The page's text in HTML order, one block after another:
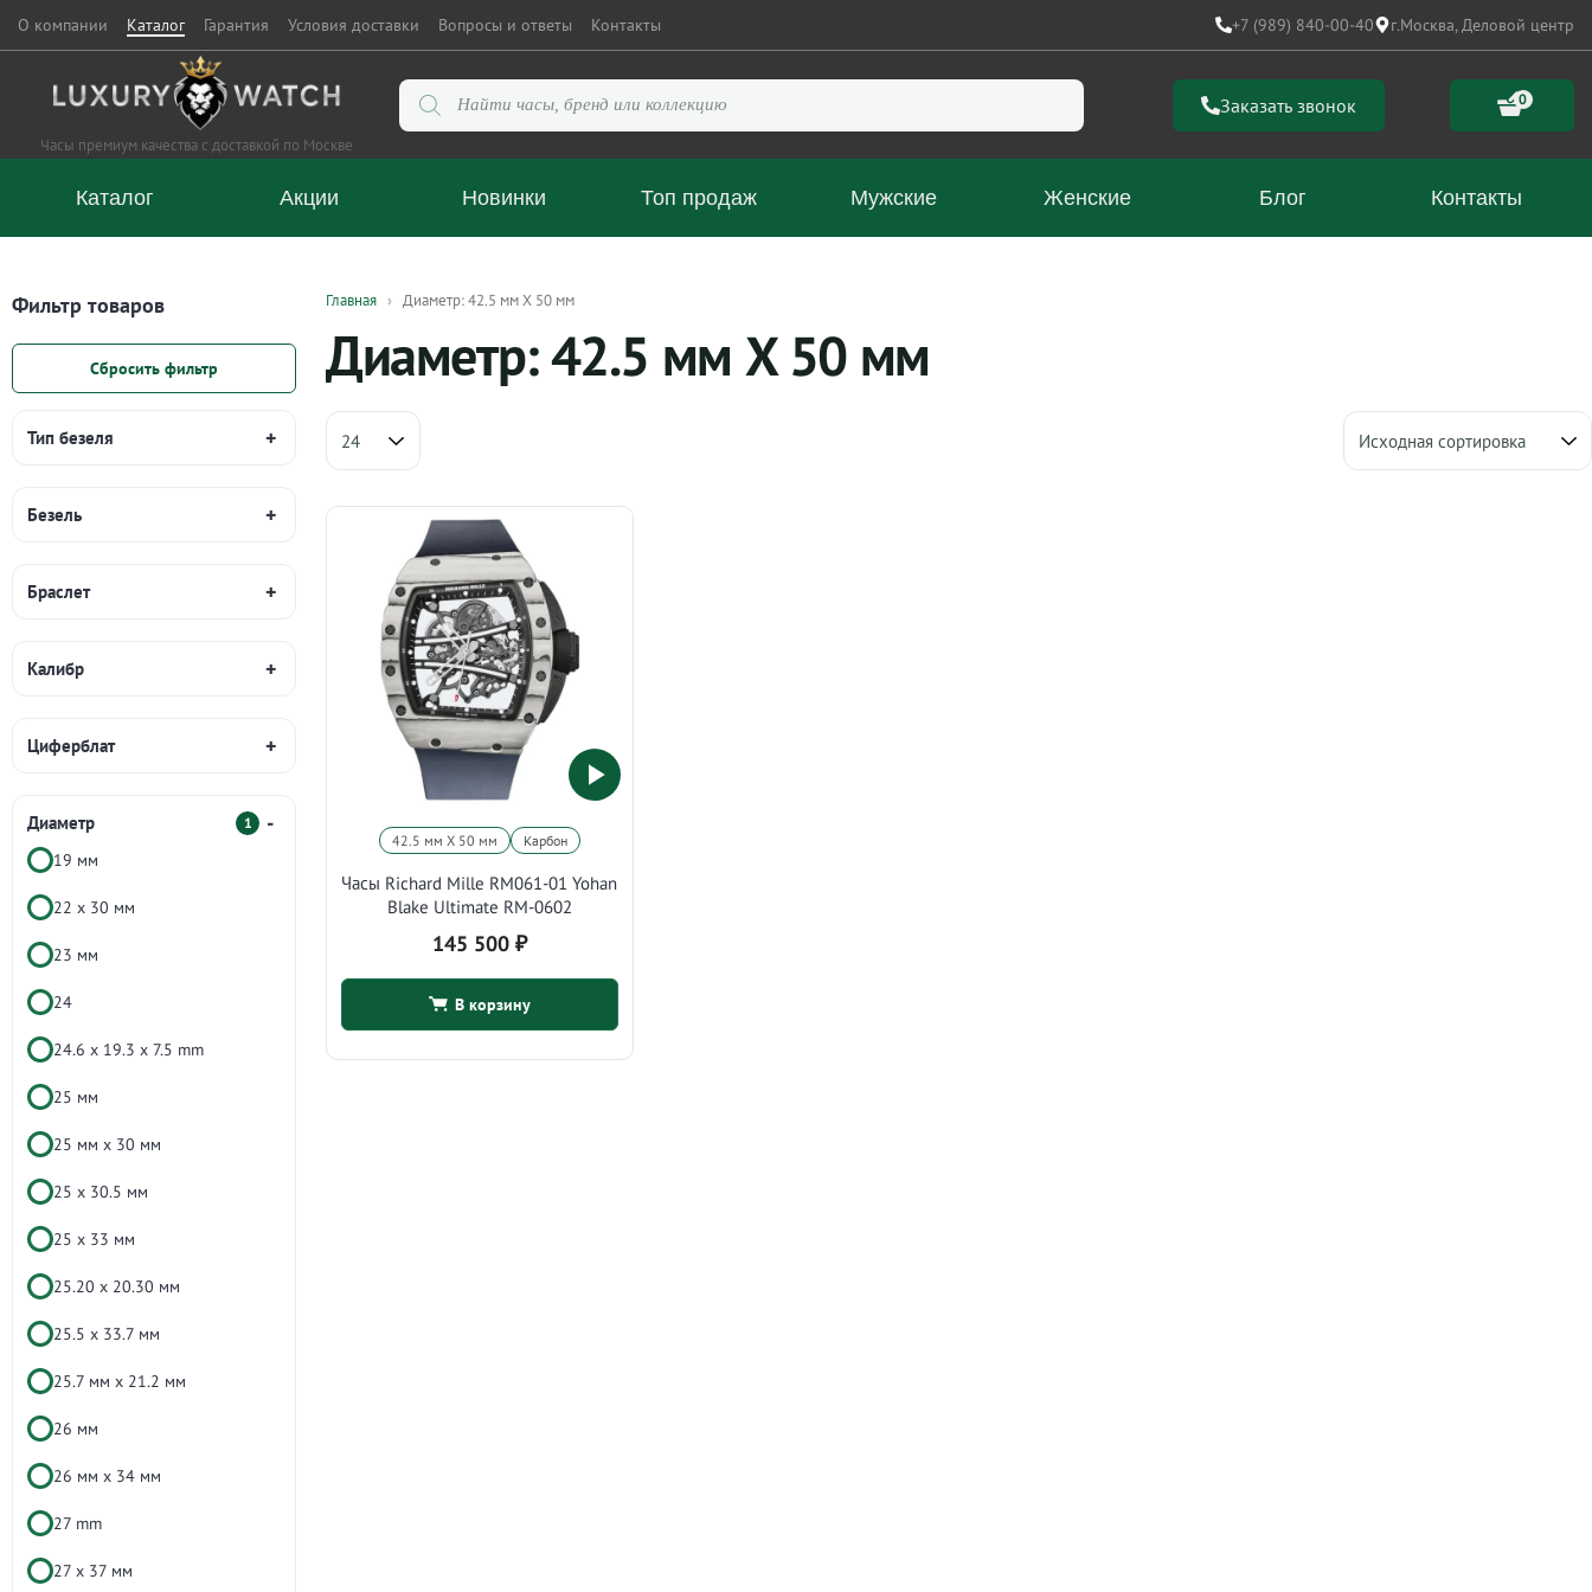
О компании Каталог Гарантия Условия доставки Вопросы и ответы Контакты +7 (989) 840-00-40 г.Москва, Деловой центр
Часы премиум качества с доставкой по Москве
Поиск
товаров
Заказать звонок 0
Каталог Акции Новинки Топ продаж Мужские Женские Блог Контакты
Главная Диаметр: 42.5 мм X 50 мм
Диаметр: 42.5 мм X 50 мм
42.5 мм X 50 мм Карбон
Часы Richard Mille RM061-01 Yohan
Blake Ultimate RM-0602
145 500 ₽
В корзину
Фильтр товаров
Сбросить фильтр
Тип безеля
Безель
Браслет
Калибр
Циферблат
Диаметр 1
19 мм
22 х 30 мм
23 мм
24
24.6 х 19.3 х 7.5 mm
25 мм
25 мм х 30 мм
25 х 30.5 мм
25 х 33 мм
25.20 x 20.30 мм
25.5 x 33.7 мм
25.7 мм x 21.2 мм
26 мм
26 мм х 34 мм
27 mm
27 х 37 мм